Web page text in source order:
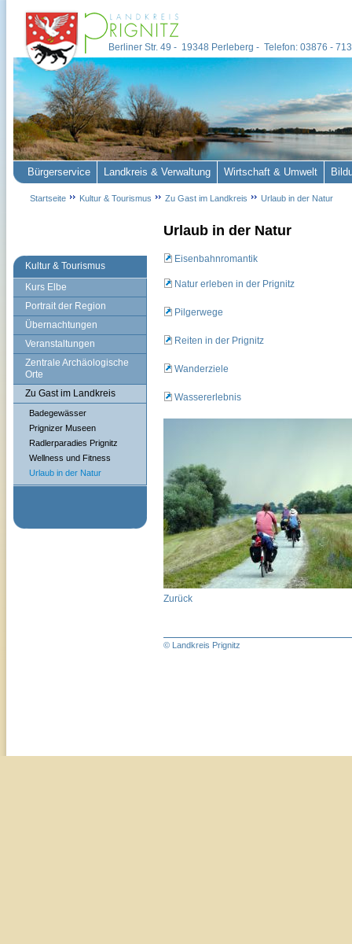
Kultur & Tourismus
Kurs Elbe
Portrait der Region
Übernachtungen
Veranstaltungen
Zentrale Archäologische
Orte
Zu Gast im Landkreis
Badegewässer
Prignizer Museen
Radlerparadies Prignitz
Wellness und Fitness
Urlaub in der Natur
Urlaub in der Natur
Eisenbahnromantik
Natur erleben in der Prignitz
Pilgerwege
Reiten in der Prignitz
Wanderziele
Wassererlebnis
Zurück
© Landkreis Prignitz
Berliner Str. 49 - 19348 Perleberg - Telefon: 03876 -
Bürgerservice Landkreis & Verwaltung Wirtschaft & Umwelt
Startseite Kultur & Tourismus Zu Gast im Landkreis Urlaub in der Natur